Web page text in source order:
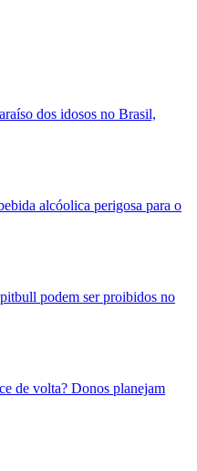
dos idosos no Brasil,
alcóolica perigosa para o
podem ser proibidos no
de volta? Donos planejam